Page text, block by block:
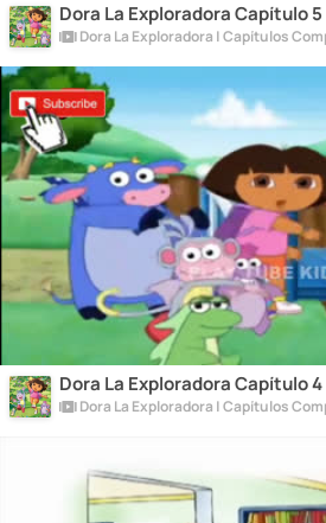
Dora La Exploradora Capítulo 5
Dora La Exploradora Capítulo 4